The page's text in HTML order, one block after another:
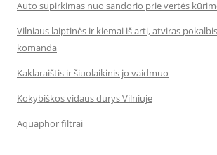
Auto supirkimas nuo sandorio prie vertės
Vilniaus laiptinės ir kiemai iš arti, atviras
komanda
Kaklaraištis ir šiuolaikinis jo vaidmuo
Kokybiškos vidaus durys Vilniuje
Aquaphor filtrai